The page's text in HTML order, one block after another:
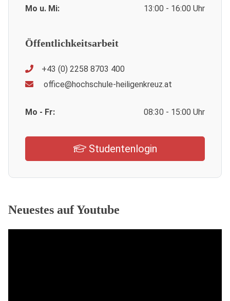
Mo u. Mi:
13:00 - 16:00 Uhr
Öffentlichkeitsarbeit
+43 (0) 2258 8703 400
office@hochschule-heiligenkreuz.at
Mo - Fr: 08:30 - 15:00 Uhr
Studentenlogin
Neuestes auf Youtube